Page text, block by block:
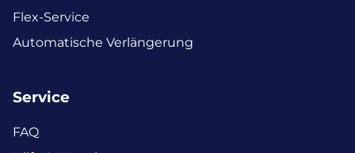
Flex-Service
Automatische Verlängerung
Service
FAQ